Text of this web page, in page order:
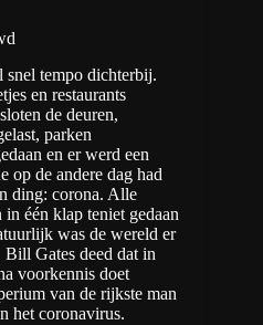
snel tempo dichterbij.
en restaurants
de deuren,
parken
en er werd een
op de andere dag had
ding: corona. Alle
één klap teniet gedaan
was de wereld er
Gates deed dat in
voorkennis doet
van de rijkste man
het coronavirus.